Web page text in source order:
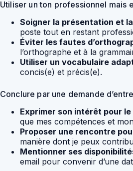
Utiliser un ton professionnel mais
Soigner la présentation et
poste tout en restant
Éviter les fautes
l’orthographe et à la
Utiliser un vocabulaire
concis(e) et précis(e).
Conclure par une demande
Exprimer son intérêt pour
que mes compétences et
Proposer une rencontre
manière dont je peux
Mentionner ses
email pour convenir d’une